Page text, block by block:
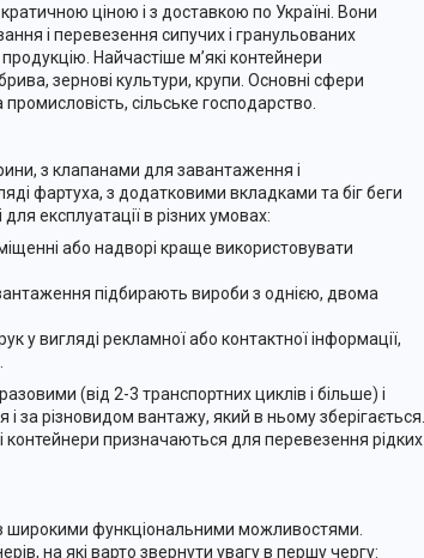
ціною і з доставкою по Україні. Вони
і перевезення сипучих і гранульованих
Найчастіше м’які контейнери
зернові культури, крупи. Основні сфери
промисловість, сільське господарство.
з клапанами для завантаження і
фартуха, з додатковими вкладками та біг беги
експлуатації в різних умовах:
або надворі краще використовувати
підбирають вироби з однією, двома
у вигляді рекламної або контактної інформації,
(від 2-3 транспортних циклів і більше) і
за різновидом вантажу, який в ньому зберігається.
контейнери призначаються для перевезення рідких
широкими функціональними можливостями.
на які варто звернути увагу в першу чергу: